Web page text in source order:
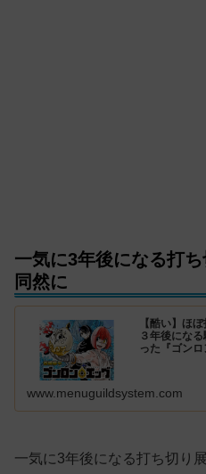
一気に3年後になる打
同然に
【酷い】ほ
３年後にな
った『ゴン
www.menuguildsystem.com
一気に3年後になる打ち切り